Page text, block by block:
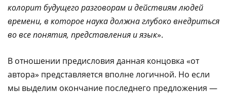
колорит будущего разговорам и действиям людей
времени, в которое наука должна глубоко внедриться
во все понятия, представления и язык».
В отношении предисловия данная концовка «от
автора» представляется вполне логичной. Но если
мы выделим окончание последнего предложения —